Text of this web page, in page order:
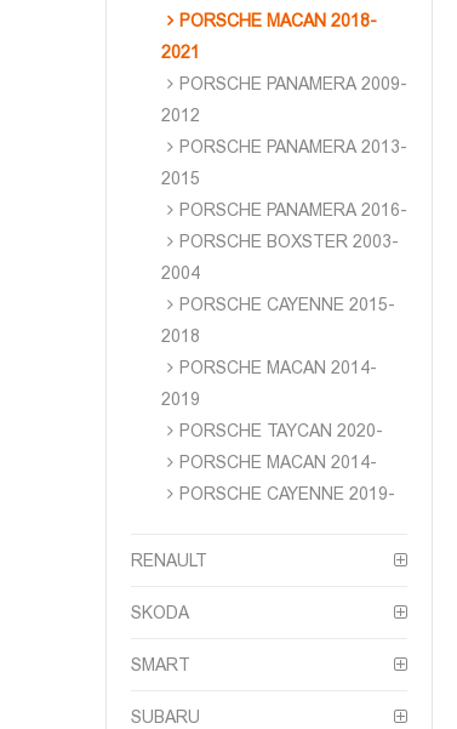
PORSCHE MACAN 2018-
2021
PORSCHE PANAMERA 2009-
2012
PORSCHE PANAMERA 2013-
2015
PORSCHE PANAMERA 2016-
PORSCHE BOXSTER 2003-
2004
PORSCHE CAYENNE 2015-
2018
PORSCHE MACAN 2014-
2019
PORSCHE TAYCAN 2020-
PORSCHE MACAN 2014-
PORSCHE CAYENNE 2019-
RENAULT
SKODA
SMART
SUBARU